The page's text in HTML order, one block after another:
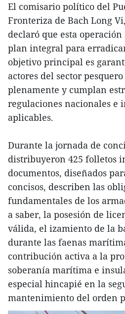
El comisario político del
Fronteriza de Bach Long
declaró que esta
plan integral para
objetivo principal es
actores del sector
plenamente y cumplan
regulaciones nacionales e
aplicables.
Durante la jornada de
distribuyeron 425 folletos
documentos, diseñados
concisos, describen las
fundamentales de los
a saber, la posesión de
válida, el izamiento de la
durante las faenas
contribución activa a la
soberanía marítima e
especial hincapié en la
mantenimiento del orden